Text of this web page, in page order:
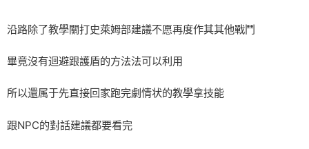
沿路除了教學關打史萊姆部建議不愿再度作其其他戰鬥
畢竟沒有迴避跟護盾的方法法可以利用
所以還属于先直接回家跑完劇情状的教學拿技能
跟NPC的對話建議都要看完